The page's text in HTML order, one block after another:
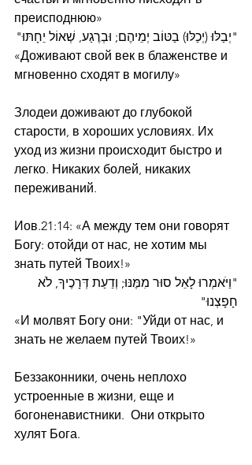
преисподнюю»
"יְבַלּוּ (יְכַלּוּ) בַטּוֹב יְמֵיהֶם; וּבְרֶגַע, שְׁאוֹל יֵחָתּוּ"
«Доживают свой век в блаженстве и
мгновенно сходят в могилу»
Злодеи доживают до глубокой
старости, в хороших условиях. Их
уход из жизни происходит быстро и
легко. Никаких болей, никаких
переживаний.
Иов.21:14: «А между тем они говорят
Богу: отойди от нас, не хотим мы
знать путей Твоих!»
"וַיֹּאמְרוּ לָאֵל סוּר מִמֶּנּוּ; וְדַעַת דְּרָכֶיךָ, לֹא
חָפָצְנוּ"
«И молвят Богу они: "Уйди от нас, и
знать не желаем путей Твоих!»
Беззаконники, очень неплохо
устроенные в жизни, еще и
богоненавистники.  Они открыто
хулят Бога.